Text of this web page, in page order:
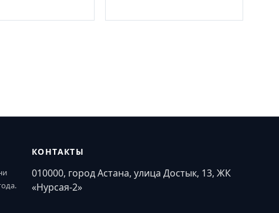
КОНТАКТЫ
010000, город Астана, улица Достык, 13, ЖК
«Нурсая-2»